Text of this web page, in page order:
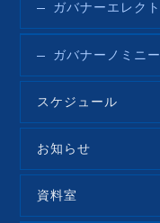
ガバナーエレクト
ガバナーノミニー
スケジュール
お知らせ
資料室